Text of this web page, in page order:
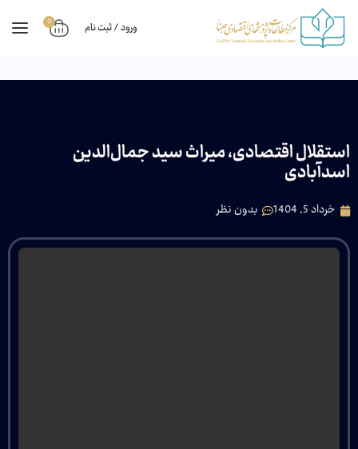
ورود / ثبت نام 0
استقلال اقتصادی، میراث سید جمال‌الدین
اسدآبادی
خرداد 5, 1404 بدون نظر